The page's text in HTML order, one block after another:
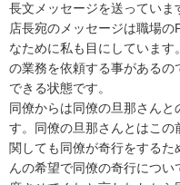
長文メッセージを送っていま
店長宛のメッセージは職場
なために私も目にしていま
の業務を依頼する事がある
できる状態です。
同僚からは同僚の旦那さんと
す。同僚の旦那さんとはこ
関しても同僚が奇行をするた
んの希望で同僚の奇行につ